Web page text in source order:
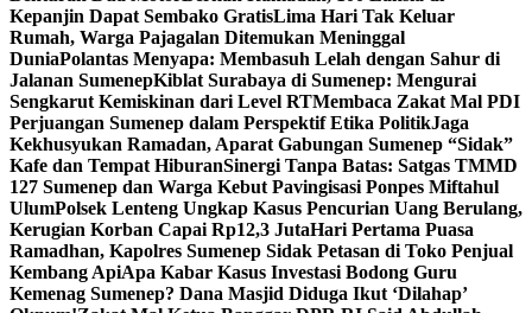
Kepanjin Dapat Sembako GratisLima Hari Tak Keluar
Rumah, Warga Pajagalan Ditemukan Meninggal
DuniaPolantas Menyapa: Membasuh Lelah dengan Sahur di
Jalanan SumenepKiblat Surabaya di Sumenep: Mengurai
Sengkarut Kemiskinan dari Level RTMembaca Zakat Mal PDI
Perjuangan Sumenep dalam Perspektif Etika PolitikJaga
Kekhusyukan Ramadan, Aparat Gabungan Sumenep “Sidak”
Kafe dan Tempat HiburanSinergi Tanpa Batas: Satgas TMMD
127 Sumenep dan Warga Kebut Pavingisasi Ponpes Miftahul
UlumPolsek Lenteng Ungkap Kasus Pencurian Uang Berulang,
Kerugian Korban Capai Rp12,3 JutaHari Pertama Puasa
Ramadhan, Kapolres Sumenep Sidak Petasan di Toko Penjual
Kembang ApiApa Kabar Kasus Investasi Bodong Guru
Kemenag Sumenep? Dana Masjid Diduga Ikut ‘Dilahap’